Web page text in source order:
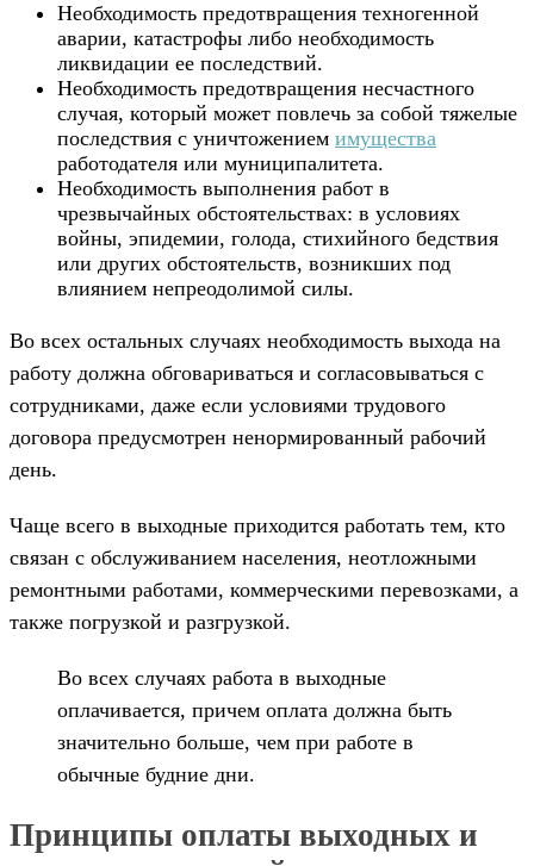
Необходимость предотвращения техногенной
аварии, катастрофы либо необходимость
ликвидации ее последствий.
Необходимость предотвращения несчастного
случая, который может повлечь за собой тяжелые
последствия с уничтожением имущества
работодателя или муниципалитета.
Необходимость выполнения работ в
чрезвычайных обстоятельствах: в условиях
войны, эпидемии, голода, стихийного бедствия
или других обстоятельств, возникших под
влиянием непреодолимой силы.
Во всех остальных случаях необходимость выхода на
работу должна обговариваться и согласовываться с
сотрудниками, даже если условиями трудового
договора предусмотрен ненормированный рабочий
день.
Чаще всего в выходные приходится работать тем, кто
связан с обслуживанием населения, неотложными
ремонтными работами, коммерческими перевозками, а
также погрузкой и разгрузкой.
Во всех случаях работа в выходные
оплачивается, причем оплата должна быть
значительно больше, чем при работе в
обычные будние дни.
Принципы оплаты выходных и